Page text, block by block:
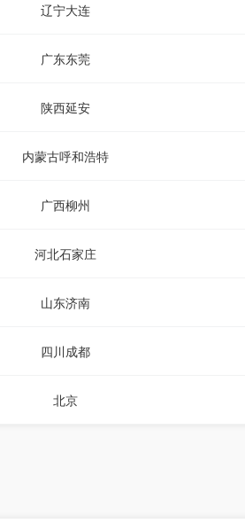
辽宁大连
广东东莞
陕西延安
内蒙古呼和浩特
广西柳州
河北石家庄
山东济南
四川成都
北京